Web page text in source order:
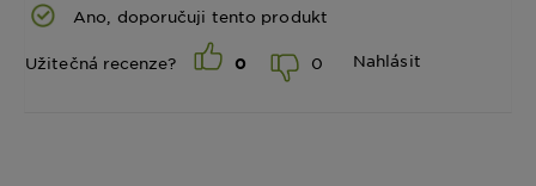
Ano, doporučuji tento produkt
Užitečná recenze? 0 0 Nahlásit